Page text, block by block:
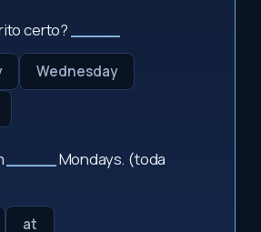
certo?
Wednesday
Mondays. (toda
at